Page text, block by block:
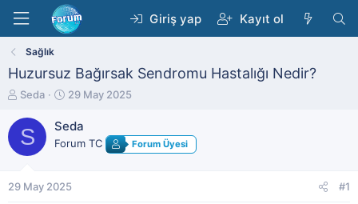
Giriş yap Kayıt ol
Sağlık
Huzursuz Bağırsak Sendromu Hastalığı Nedir?
K
n
b
u
b
Seda
B
ş
a
g
ı
29 May 2025
S Seda
Forum TC Forum Üyesi
29 May 2025 #1